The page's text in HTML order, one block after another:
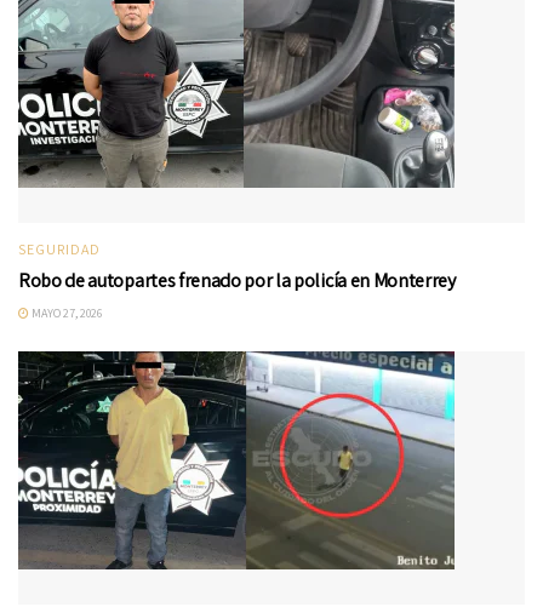
SEGURIDAD
Robo de autopartes frenado por la policía en Monterrey
MAYO 27, 2026